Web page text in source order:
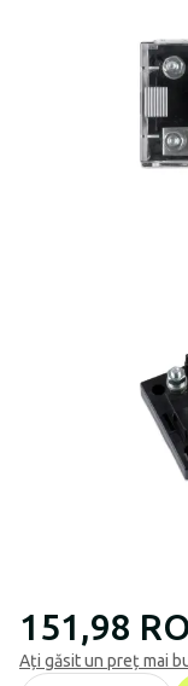
151,98
Ați găsit un preț mai